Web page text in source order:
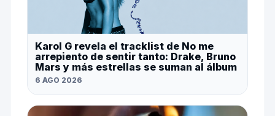
Karol G revela el tracklist de No me
arrepiento de sentir tanto: Drake, Bruno
Mars y más estrellas se suman al álbum
6 AGO 2026